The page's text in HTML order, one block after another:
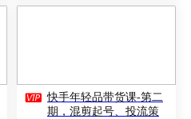
 快手年轻品带货课-第二
期，混剪起号、投流策